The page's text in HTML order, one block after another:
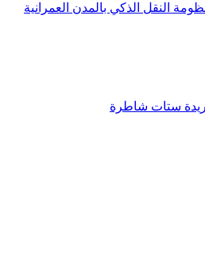
النقل الذكي بالمدن العمرانية